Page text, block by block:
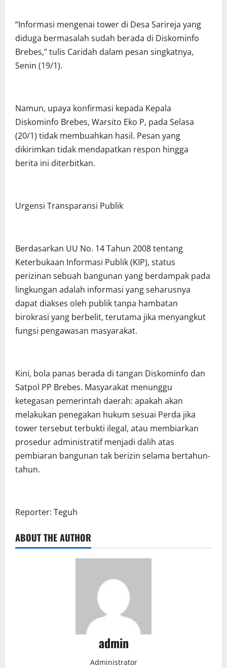
“Informasi mengenai tower di Desa Sarireja yang
diduga bermasalah sudah berada di Diskominfo
Brebes,” tulis Caridah dalam pesan singkatnya,
Senin (19/1).
Namun, upaya konfirmasi kepada Kepala
Diskominfo Brebes, Warsito Eko P, pada Selasa
(20/1) tidak membuahkan hasil. Pesan yang
dikirimkan tidak mendapatkan respon hingga
berita ini diterbitkan.
Urgensi Transparansi Publik
Berdasarkan UU No. 14 Tahun 2008 tentang
Keterbukaan Informasi Publik (KIP), status
perizinan sebuah bangunan yang berdampak pada
lingkungan adalah informasi yang seharusnya
dapat diakses oleh publik tanpa hambatan
birokrasi yang berbelit, terutama jika menyangkut
fungsi pengawasan masyarakat.
Kini, bola panas berada di tangan Diskominfo dan
Satpol PP Brebes. Masyarakat menunggu
ketegasan pemerintah daerah: apakah akan
melakukan penegakan hukum sesuai Perda jika
tower tersebut terbukti ilegal, atau membiarkan
prosedur administratif menjadi dalih atas
pembiaran bangunan tak berizin selama bertahun-
tahun.
Reporter: Teguh
ABOUT THE AUTHOR
admin
Administrator